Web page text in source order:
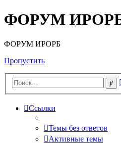
ФОРУМ
ФОРУМ ИРОРБ
Пропустить
Ссылки
Темы без ответов
Активные темы